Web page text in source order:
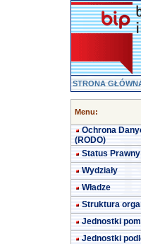
STRONA
Menu:
Ochrona
(RODO)
Status Prawny
Wydziały
Władze
Struktura
Jednostki
Jednostki